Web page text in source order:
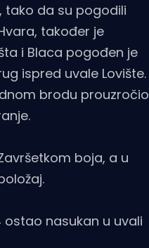
tako da su pogodili
također je
i Blaca pogođen je
ispred uvale Lovište.
brodu prouzročio
boja, a u
nasukan u uvali